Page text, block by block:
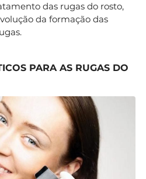
das rugas do rosto,
da formação das
PARA AS RUGAS DO